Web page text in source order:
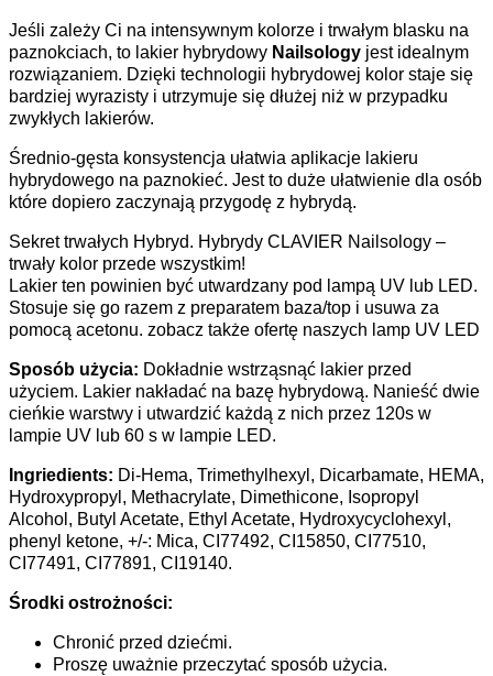
Jeśli zależy Ci na intensywnym kolorze i trwałym blasku na
paznokciach, to lakier hybrydowy Nailsology jest idealnym
rozwiązaniem. Dzięki technologii hybrydowej kolor staje się
bardziej wyrazisty i utrzymuje się dłużej niż w przypadku
zwykłych lakierów.
Średnio-gęsta konsystencja ułatwia aplikacje lakieru
hybrydowego na paznokieć. Jest to duże ułatwienie dla osób
które dopiero zaczynają przygodę z hybrydą.
Sekret trwałych Hybryd. Hybrydy CLAVIER Nailsology –
trwały kolor przede wszystkim!
Lakier ten powinien być utwardzany pod lampą UV lub LED.
Stosuje się go razem z preparatem baza/top i usuwa za
pomocą acetonu. zobacz także ofertę naszych lamp UV LED
Sposób użycia: Dokładnie wstrząsnąć lakier przed
użyciem. Lakier nakładać na bazę hybrydową. Nanieść dwie
cieńkie warstwy i utwardzić każdą z nich przez 120s w
lampie UV lub 60 s w lampie LED.
Ingriedients: Di-Hema, Trimethylhexyl, Dicarbamate, HEMA,
Hydroxypropyl, Methacrylate, Dimethicone, Isopropyl
Alcohol, Butyl Acetate, Ethyl Acetate, Hydroxycyclohexyl,
phenyl ketone, +/-: Mica, CI77492, CI15850, CI77510,
CI77491, CI77891, CI19140.
Środki ostrożności:
Chronić przed dziećmi.
Proszę uważnie przeczytać sposób użycia.